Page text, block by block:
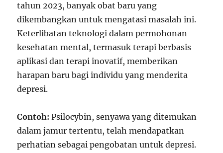
tahun 2023, banyak obat baru yang
dikembangkan untuk mengatasi masalah ini.
Keterlibatan teknologi dalam permohonan
kesehatan mental, termasuk terapi berbasis
aplikasi dan terapi inovatif, memberikan
harapan baru bagi individu yang menderita
depresi.
Contoh: Psilocybin, senyawa yang ditemukan
dalam jamur tertentu, telah mendapatkan
perhatian sebagai pengobatan untuk depresi.